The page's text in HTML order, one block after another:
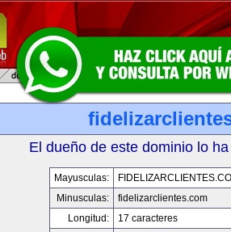
El dueño de este dominio lo
Mayusculas:
Minusculas:
fidelizarclientes.com
Longitud:
17 caracteres